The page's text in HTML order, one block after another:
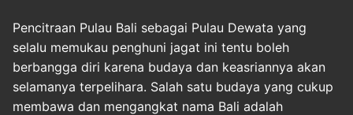
Pencitraan Pulau Bali sebagai Pulau Dewata yang
selalu memukau penghuni jagat ini tentu boleh
berbangga diri karena budaya dan keasriannya akan
selamanya terpelihara. Salah satu budaya yang cukup
membawa dan mengangkat nama Bali adalah